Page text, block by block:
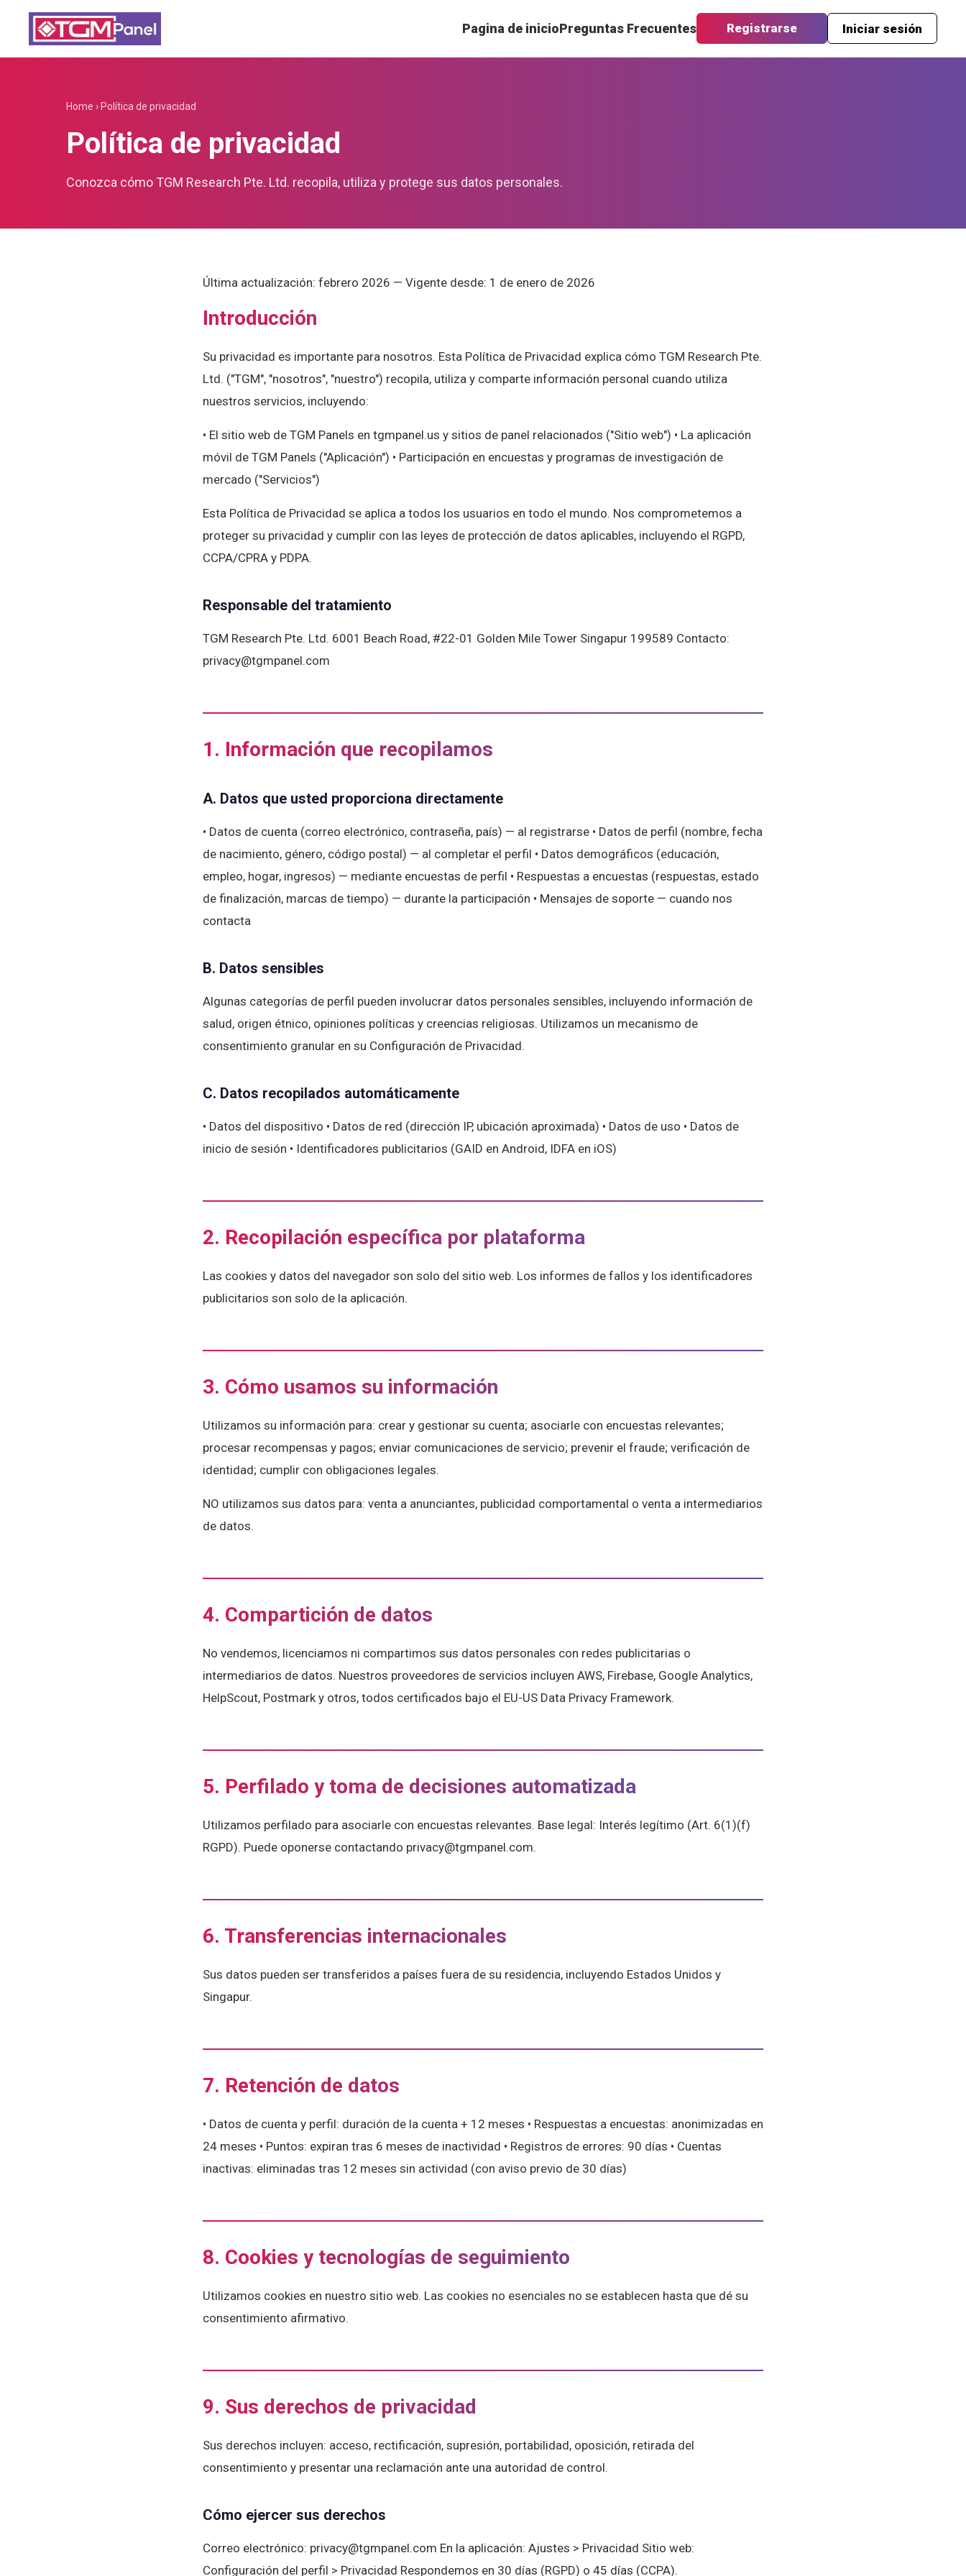
Pagina de inicioPreguntas Frecuentes Registrarse Iniciar sesión
Home › Política de privacidad
Política de privacidad
Conozca cómo TGM Research Pte. Ltd. recopila, utiliza y protege sus datos personales.
Última actualización: febrero 2026 — Vigente desde: 1 de enero de 2026
Introducción
Su privacidad es importante para nosotros. Esta Política de Privacidad explica cómo TGM Research Pte.
Ltd. ("TGM", "nosotros", "nuestro") recopila, utiliza y comparte información personal cuando utiliza
nuestros servicios, incluyendo:
• El sitio web de TGM Panels en tgmpanel.us y sitios de panel relacionados ("Sitio web") • La aplicación
móvil de TGM Panels ("Aplicación") • Participación en encuestas y programas de investigación de
mercado ("Servicios")
Esta Política de Privacidad se aplica a todos los usuarios en todo el mundo. Nos comprometemos a
proteger su privacidad y cumplir con las leyes de protección de datos aplicables, incluyendo el RGPD,
CCPA/CPRA y PDPA.
Responsable del tratamiento
TGM Research Pte. Ltd. 6001 Beach Road, #22-01 Golden Mile Tower Singapur 199589 Contacto:
privacy@tgmpanel.com
1. Información que recopilamos
A. Datos que usted proporciona directamente
• Datos de cuenta (correo electrónico, contraseña, país) — al registrarse • Datos de perfil (nombre, fecha
de nacimiento, género, código postal) — al completar el perfil • Datos demográficos (educación,
empleo, hogar, ingresos) — mediante encuestas de perfil • Respuestas a encuestas (respuestas, estado
de finalización, marcas de tiempo) — durante la participación • Mensajes de soporte — cuando nos
contacta
B. Datos sensibles
Algunas categorías de perfil pueden involucrar datos personales sensibles, incluyendo información de
salud, origen étnico, opiniones políticas y creencias religiosas. Utilizamos un mecanismo de
consentimiento granular en su Configuración de Privacidad.
C. Datos recopilados automáticamente
• Datos del dispositivo • Datos de red (dirección IP, ubicación aproximada) • Datos de uso • Datos de
inicio de sesión • Identificadores publicitarios (GAID en Android, IDFA en iOS)
2. Recopilación específica por plataforma
Las cookies y datos del navegador son solo del sitio web. Los informes de fallos y los identificadores
publicitarios son solo de la aplicación.
3. Cómo usamos su información
Utilizamos su información para: crear y gestionar su cuenta; asociarle con encuestas relevantes;
procesar recompensas y pagos; enviar comunicaciones de servicio; prevenir el fraude; verificación de
identidad; cumplir con obligaciones legales.
NO utilizamos sus datos para: venta a anunciantes, publicidad comportamental o venta a intermediarios
de datos.
4. Compartición de datos
No vendemos, licenciamos ni compartimos sus datos personales con redes publicitarias o
intermediarios de datos. Nuestros proveedores de servicios incluyen AWS, Firebase, Google Analytics,
HelpScout, Postmark y otros, todos certificados bajo el EU-US Data Privacy Framework.
5. Perfilado y toma de decisiones automatizada
Utilizamos perfilado para asociarle con encuestas relevantes. Base legal: Interés legítimo (Art. 6(1)(f)
RGPD). Puede oponerse contactando privacy@tgmpanel.com.
6. Transferencias internacionales
Sus datos pueden ser transferidos a países fuera de su residencia, incluyendo Estados Unidos y
Singapur.
7. Retención de datos
• Datos de cuenta y perfil: duración de la cuenta + 12 meses • Respuestas a encuestas: anonimizadas en
24 meses • Puntos: expiran tras 6 meses de inactividad • Registros de errores: 90 días • Cuentas
inactivas: eliminadas tras 12 meses sin actividad (con aviso previo de 30 días)
8. Cookies y tecnologías de seguimiento
Utilizamos cookies en nuestro sitio web. Las cookies no esenciales no se establecen hasta que dé su
consentimiento afirmativo.
9. Sus derechos de privacidad
Sus derechos incluyen: acceso, rectificación, supresión, portabilidad, oposición, retirada del
consentimiento y presentar una reclamación ante una autoridad de control.
Cómo ejercer sus derechos
Correo electrónico: privacy@tgmpanel.com En la aplicación: Ajustes > Privacidad Sitio web:
Configuración del perfil > Privacidad Respondemos en 30 días (RGPD) o 45 días (CCPA).